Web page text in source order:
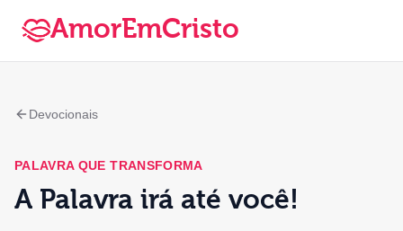
AmorEmCristo
Devocionais
PALAVRA QUE TRANSFORMA
A Palavra irá até você!